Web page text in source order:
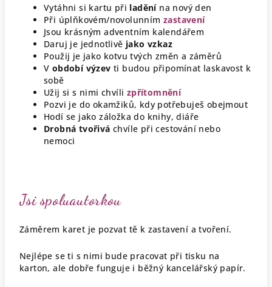
Vytáhni si kartu při laděnína nový den
Při úplňkovém/novolunním zastavení
Jsou krásným adventním kalendářem
Daruj je jednotlivě jako vzkaz
Použij je jako kotvu tvých změn a záměrů
V období výzev ti budou připomínat laskavost k
sobě
Užij si s nimichvíli zpřítomnění
Pozvi je do okamžiků, kdy potřebuješ obejmout
Hodí se jako záložka do knihy, diáře
Drobná tvořivá chvíle při cestování nebo
nemoci
Jsi spoluautorkou
Záměrem karet je pozvat tě k zastavení a tvoření.
Nejlépe se ti s nimi bude pracovat při tisku na
karton, ale dobře funguje i běžný kancelářský papír.